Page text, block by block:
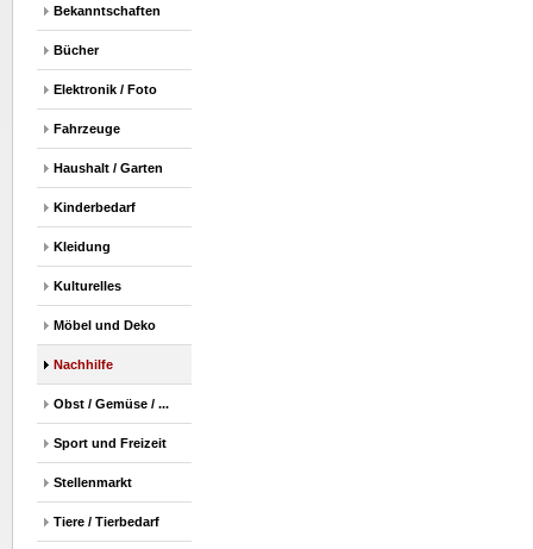
Bekanntschaften
Bücher
Elektronik / Foto
Fahrzeuge
Haushalt / Garten
Kinderbedarf
Kleidung
Kulturelles
Möbel und Deko
Nachhilfe
Obst / Gemüse / ...
Sport und Freizeit
Stellenmarkt
Tiere / Tierbedarf